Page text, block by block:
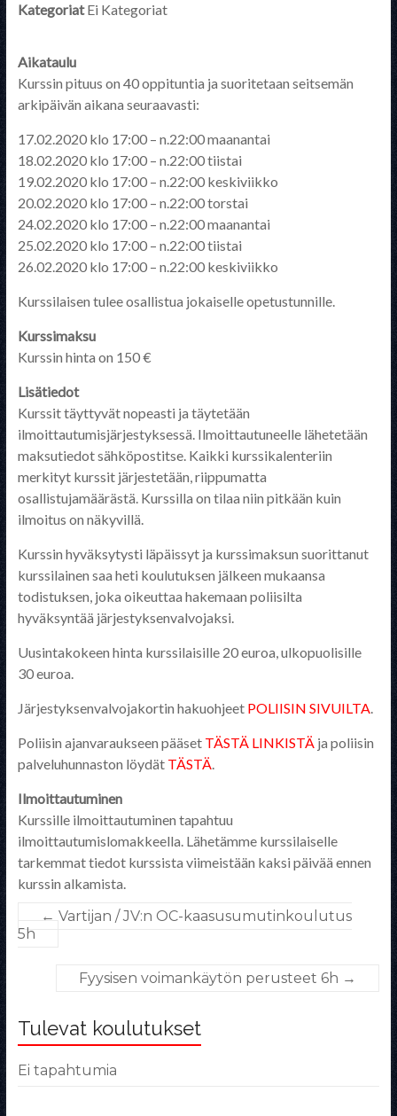
KategoriatEi Kategoriat
Aikataulu
Kurssin pituus on 40 oppituntia ja suoritetaan seitsemän
arkipäivän aikana seuraavasti:
17.02.2020 klo 17:00 – n.22:00 maanantai
18.02.2020 klo 17:00 – n.22:00 tiistai
19.02.2020 klo 17:00 – n.22:00 keskiviikko
20.02.2020 klo 17:00 – n.22:00 torstai
24.02.2020 klo 17:00 – n.22:00 maanantai
25.02.2020 klo 17:00 – n.22:00 tiistai
26.02.2020 klo 17:00 – n.22:00 keskiviikko
Kurssilaisen tulee osallistua jokaiselle opetustunnille.
Kurssimaksu
Kurssin hinta on 150 €
Lisätiedot
Kurssit täyttyvät nopeasti ja täytetään
ilmoittautumisjärjestyksessä. Ilmoittautuneelle lähetetään
maksutiedot sähköpostitse. Kaikki kurssikalenteriin
merkityt kurssit järjestetään, riippumatta
osallistujamäärästä. Kurssilla on tilaa niin pitkään kuin
ilmoitus on näkyvillä.
Kurssin hyväksytysti läpäissyt ja kurssimaksun suorittanut
kurssilainen saa heti koulutuksen jälkeen mukaansa
todistuksen, joka oikeuttaa hakemaan poliisilta
hyväksyntää järjestyksenvalvojaksi.
Uusintakokeen hinta kurssilaisille 20 euroa, ulkopuolisille
30 euroa.
Järjestyksenvalvojakortin hakuohjeet POLIISIN SIVUILTA.
Poliisin ajanvaraukseen pääset TÄSTÄ LINKISTÄja poliisin
palveluhunnaston löydät TÄSTÄ.
Ilmoittautuminen
Kurssille ilmoittautuminen tapahtuu
ilmoittautumislomakkeella. Lähetämme kurssilaiselle
tarkemmat tiedot kurssista viimeistään kaksi päivää ennen
kurssin alkamista.
← Vartijan / JV:n OC-kaasusumutinkoulutus
5h
Fyysisen voimankäytön perusteet 6h →
Tulevat koulutukset
Ei tapahtumia